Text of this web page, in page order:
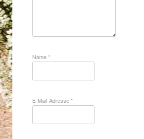
Name*
E-Mail-Adresse*